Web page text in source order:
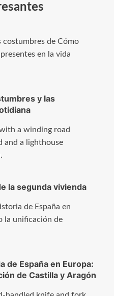
y las
la segunda vivienda
de España en Europa:
de Castilla y Aragón